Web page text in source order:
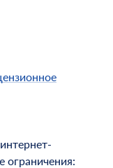
ограничения: